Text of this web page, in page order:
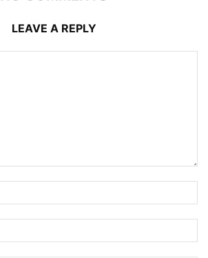
LEAVE A REPLY